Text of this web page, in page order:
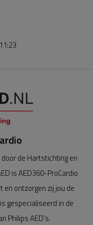
de Hartstichting en
is AED360-ProCardio
en ontzorgen zij jou de
gespecialiseerd in de
Philips AED’s.